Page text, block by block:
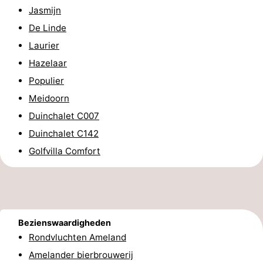
Zwembaden
Fietsen
Wandelen
Paardrijden
Surfen
drinken
Vuurtoren
Evenementen
Jasmijn
De Linde
Laurier
Hazelaar
Populier
Meidoorn
Duinchalet C007
Duinchalet C142
Golfvilla Comfort
Bezienswaardigheden
Rondvluchten Ameland
Amelander bierbrouwerij